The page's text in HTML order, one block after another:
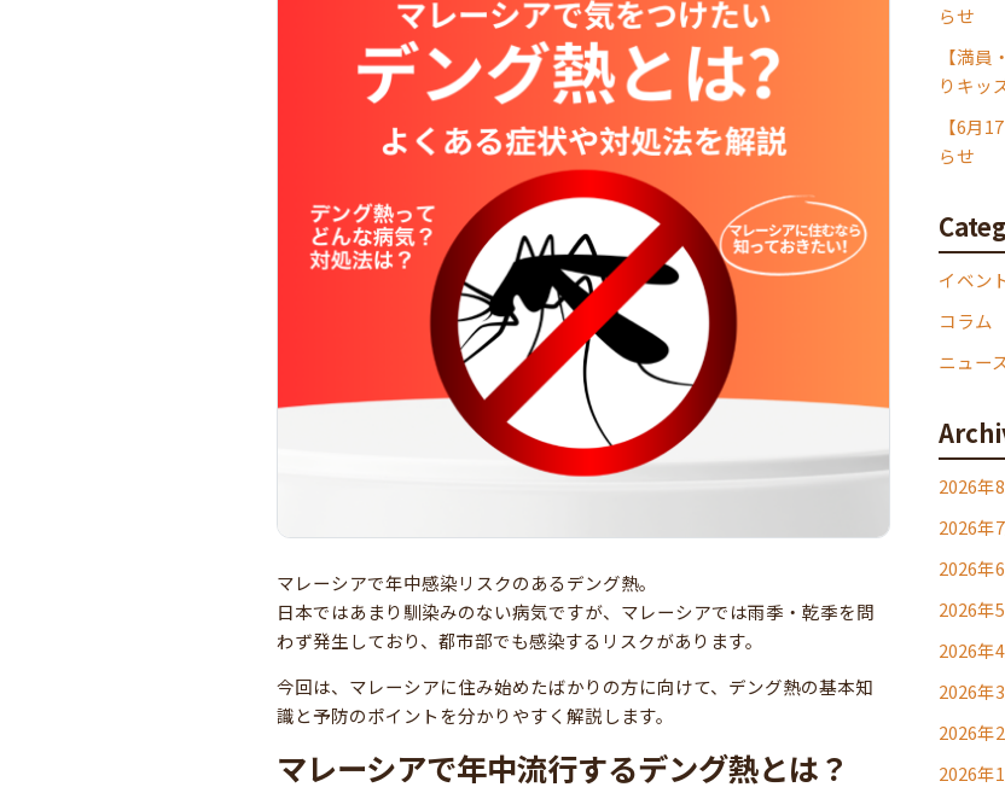
マレーシアで年中感染リスクのあるデング熱。
日本ではあまり馴染みのない病気ですが、マレーシアでは雨季・乾季を問
わず発生しており、都市部でも感染するリスクがあります。
今回は、マレーシアに住み始めたばかりの方に向けて、デング熱の基本知
識と予防のポイントを分かりやすく解説します。
マレーシアで年中流行するデング熱とは？
らせ
【満
りキッ
【6月
らせ
イベン
コラム
ニュー
2026年
2026年
2026年
2026年
2026年
2026年
2026年
2026年